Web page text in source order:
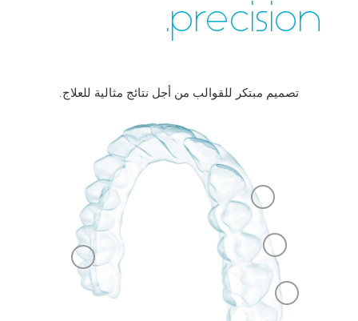
precision.
تصميم مبتكر للقوالب من أجل نتائج مثالية للعلاج.